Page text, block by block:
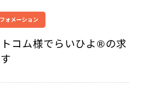
ォメーション
コム様でらいひよ®︎の求